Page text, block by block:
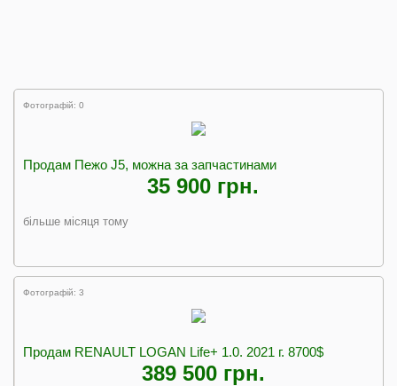
Фотографій: 0
Продам Пежо J5, можна за запчастинами
35 900 грн.
більше місяця тому
Фотографій: 3
Продам RENAULT LOGAN Life+ 1.0. 2021 г. 8700$
389 500 грн.